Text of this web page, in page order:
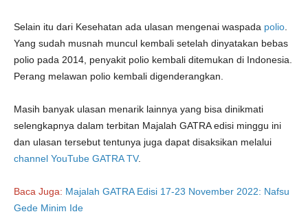
Selain itu dari Kesehatan ada ulasan mengenai waspada polio
Yang sudah musnah muncul kembali setelah dinyatakan bebas
polio pada 2014, penyakit polio kembali ditemukan di Indonesia.
Perang melawan polio kembali digenderangkan.
Masih banyak ulasan menarik lainnya yang bisa dinikmati
selengkapnya dalam terbitan Majalah GATRA edisi minggu ini
dan ulasan tersebut tentunya juga dapat disaksikan melalui
channel YouTube GATRA TV.
Baca Juga: Majalah GATRA Edisi 17-23 November 2022: Nafsu
Gede Minim Ide